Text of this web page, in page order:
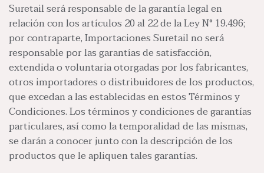
Suretail será responsable de la garantía legal en
relación con los artículos 20 al 22 de la Ley N° 19.496;
por contraparte, Importaciones Suretail no será
responsable por las garantías de satisfacción,
extendida o voluntaria otorgadas por los fabricantes,
otros importadores o distribuidores de los productos,
que excedan a las establecidas en estos Términos y
Condiciones. Los términos y condiciones de garantías
particulares, así como la temporalidad de las mismas,
se darán a conocer junto con la descripción de los
productos que le apliquen tales garantías.